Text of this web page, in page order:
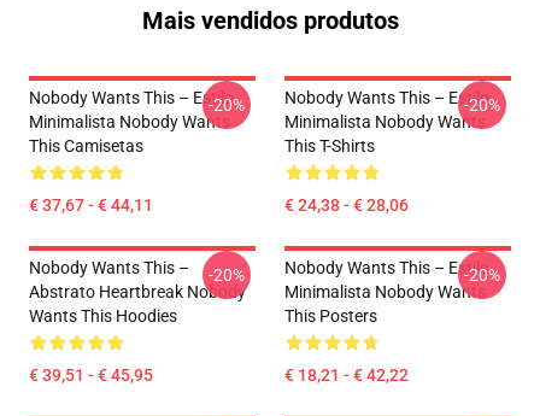
Mais vendidos produtos
Nobody Wants This – Estilo
Minimalista Nobody Wants
This Camisetas
€ 37,67 - € 44,11
-20%
Nobody Wants This – Estilo
Minimalista Nobody Wants
This T-Shirts
€ 24,38 - € 28,06
-20%
Nobody Wants This –
Abstrato Heartbreak Nobody
Wants This Hoodies
€ 39,51 - € 45,95
-20%
Nobody Wants This – Estilo
Minimalista Nobody Wants
This Posters
€ 18,21 - € 42,22
-20%